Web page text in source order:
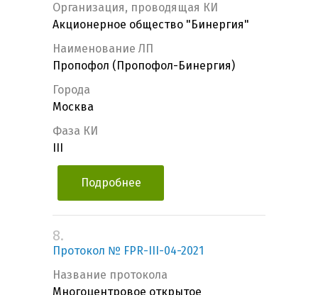
Организация, проводящая КИ
Акционерное общество "Бинергия"
Наименование ЛП
Пропофол (Пропофол-Бинергия)
Города
Москва
Фаза КИ
Подробнее
8.
Протокол № FPR-III-04-2021
Название протокола
Многоцентровое открытое